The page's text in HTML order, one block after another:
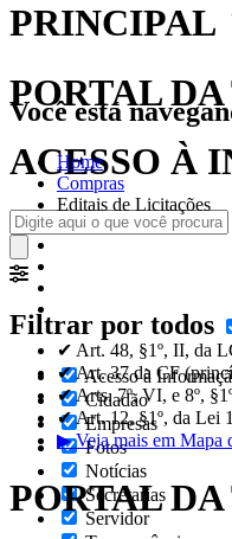
PRINCIPAL
PORTAL
ACESSO À
Filtrar por todos
Acesso à
Cidadão
Empresas
Fotos
Notícias
Secretarias
Servidor
Você está
Home
Compras
Editais de Licitações
✔ Art. 48, §1º, II, da
✔ Art. 37 da CF
✔ Arts. 7º, VI, e 8º,
✔ Art. 12, §1º, da Lei
▶ Veja mais em Mapa
PORTAL